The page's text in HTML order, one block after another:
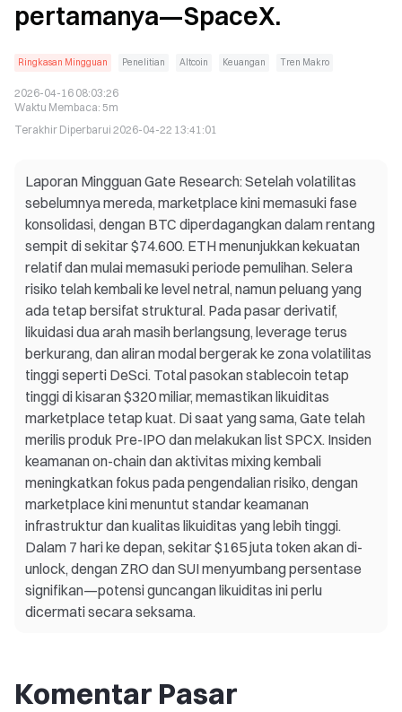
pertamanya—SpaceX.
Ringkasan Mingguan Penelitian Altcoin Keuangan Tren Makro
2026-04-16 08:03:26
Waktu Membaca: 5m
Terakhir Diperbarui 2026-04-22 13:41:01
Laporan Mingguan Gate Research: Setelah volatilitas
sebelumnya mereda, marketplace kini memasuki fase
konsolidasi, dengan BTC diperdagangkan dalam rentang
sempit di sekitar $74.600. ETH menunjukkan kekuatan
relatif dan mulai memasuki periode pemulihan. Selera
risiko telah kembali ke level netral, namun peluang yang
ada tetap bersifat struktural. Pada pasar derivatif,
likuidasi dua arah masih berlangsung, leverage terus
berkurang, dan aliran modal bergerak ke zona volatilitas
tinggi seperti DeSci. Total pasokan stablecoin tetap
tinggi di kisaran $320 miliar, memastikan likuiditas
marketplace tetap kuat. Di saat yang sama, Gate telah
merilis produk Pre-IPO dan melakukan list SPCX. Insiden
keamanan on-chain dan aktivitas mixing kembali
meningkatkan fokus pada pengendalian risiko, dengan
marketplace kini menuntut standar keamanan
infrastruktur dan kualitas likuiditas yang lebih tinggi.
Dalam 7 hari ke depan, sekitar $165 juta token akan di-
unlock, dengan ZRO dan SUI menyumbang persentase
signifikan—potensi guncangan likuiditas ini perlu
dicermati secara seksama.
Komentar Pasar